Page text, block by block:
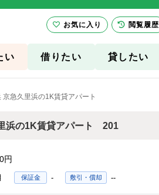
い 借りたい 貸したい
京急久里浜の1K賃貸アパート
浜の1K賃貸アパート 201
円
保証金 - 敷引・償却 --
お気に入り 閲覧履歴